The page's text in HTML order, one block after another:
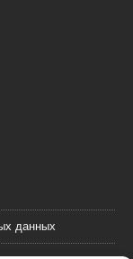
данных